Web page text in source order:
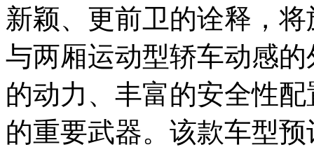
新颖、更前卫的诠释，
与两厢运动型轿车动感
的动力、丰富的安全性
的重要武器。该款车型